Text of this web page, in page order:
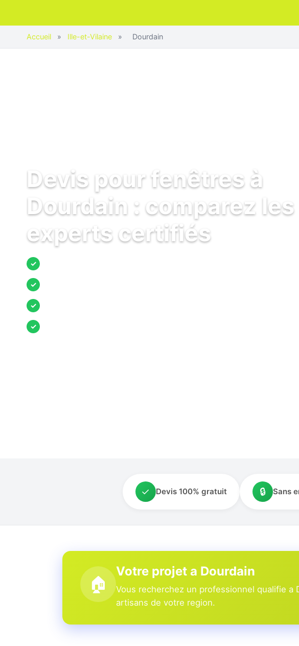
Accueil » Ille-et-Vilaine » Dourdain
Devis pour fenêtres à
Dourdain : comparez les
experts certifiés
✓
✓
✓
✓
✓ Devis 100% gratuit 🔒 Sans
🏠
Votre projet a Dourdain
Vous recherchez un professionnel qualifie
artisans de votre region.